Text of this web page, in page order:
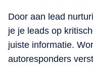
Door aan lead
je je leads op
juiste informatie.
autoresponders